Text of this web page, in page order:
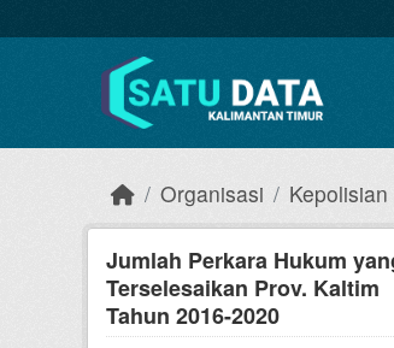
Organisasi
Jumlah Perkara Hukum
Terselesaikan Prov. Kaltim
Tahun 2016-2020